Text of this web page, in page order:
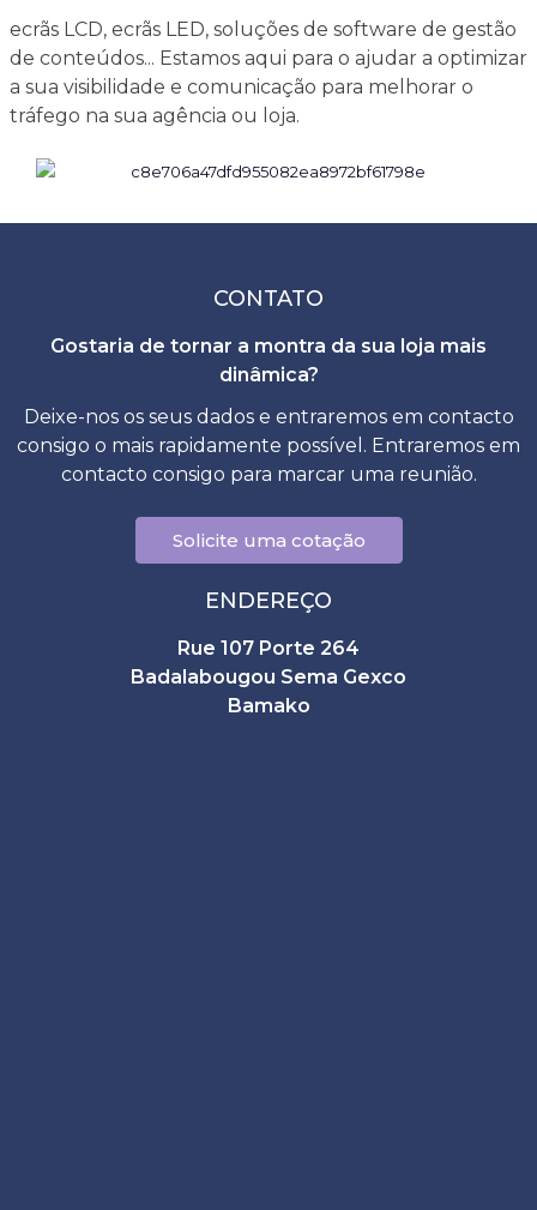
ecrãs LCD, ecrãs LED, soluções de software de gestão
de conteúdos... Estamos aqui para o ajudar a optimizar
a sua visibilidade e comunicação para melhorar o
tráfego na sua agência ou loja.
CONTATO
Gostaria de tornar a montra da sua loja mais
dinâmica?
Deixe-nos os seus dados e entraremos em contacto
consigo o mais rapidamente possível. Entraremos em
contacto consigo para marcar uma reunião.
Solicite uma cotação
ENDEREÇO
Rue 107 Porte 264
Badalabougou Sema Gexco
Bamako